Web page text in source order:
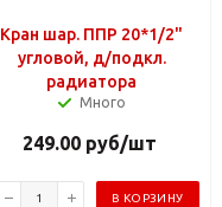
Кран шар. ППР 20*1/2"
угловой, д/подкл.
радиатора
Много
249.00руб/шт
В КОРЗИНУ